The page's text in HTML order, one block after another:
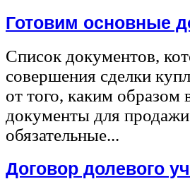
Готовим основные
Список документов,
совершения сделки
от того, каким образом
документы для
обязательные...
Договор долевого